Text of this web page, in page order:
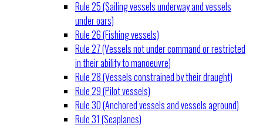
Rule 25 (Sailing vessels underway and vessels
under oars)
Rule 26 (Fishing vessels)
Rule 27 (Vessels not under command or restricted
in their ability to manoeuvre)
Rule 28 (Vessels constrained by their draught)
Rule 29 (Pilot vessels)
Rule 30 (Anchored vessels and vessels aground)
Rule 31 (Seaplanes)